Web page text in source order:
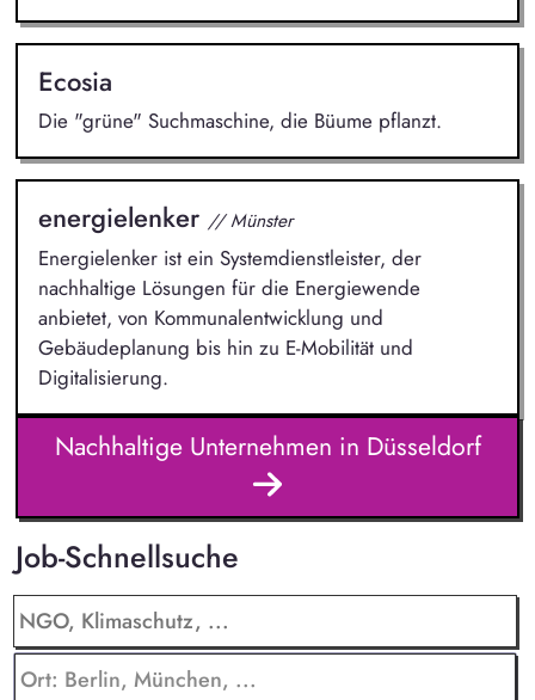
Ecosia
Die "grüne" Suchmaschine, die Büume pflanzt.
energielenker // Münster
Energielenker ist ein Systemdienstleister, der
nachhaltige Lösungen für die Energiewende
anbietet, von Kommunalentwicklung und
Gebäudeplanung bis hin zu E-Mobilität und
Digitalisierung.
Nachhaltige Unternehmen in Düsseldorf
Job-Schnellsuche